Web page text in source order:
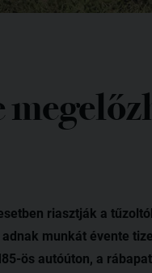
riasztják a
munkát évente
ös autóúton, a